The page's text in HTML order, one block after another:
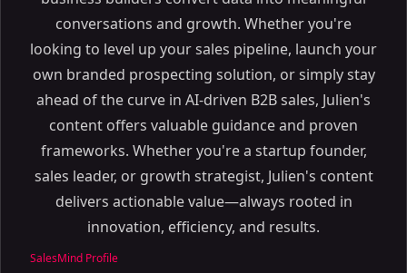
Tabla de contenidos
ON THIS PAGE
Los pros y los contras de usar AI en los negocios
Artículo Esquema
conversations and growth. Whether you're
looking to level up your sales pipeline, launch your
own branded prospecting solution, or simply stay
ahead of the curve in AI-driven B2B sales, Julien's
content offers valuable guidance and proven
frameworks. Whether you're a startup founder,
sales leader, or growth strategist, Julien's content
delivers actionable value—always rooted in
innovation, efficiency, and results.
SalesMind Profile